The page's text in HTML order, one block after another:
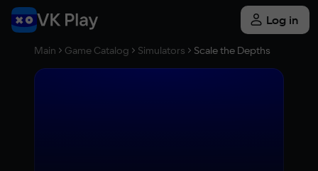
Log in
Main Game Catalog Simulators Scale the Depths